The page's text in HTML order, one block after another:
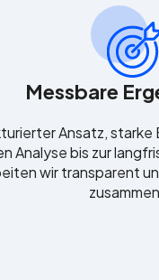
Messbare
Ansatz, starke
Analyse bis zur
wir transparent